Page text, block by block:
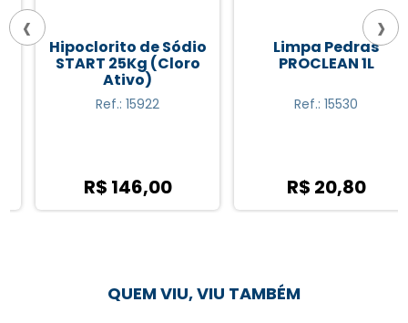
Hipoclorito de Sódio
START 25Kg (Cloro
Ativo)
Ref.: 15922
R$ 146,00
Limpa Pedras
PROCLEAN 1L
Ref.: 15530
R$ 20,80
‹ ›
QUEM VIU, VIU TAMBÉM